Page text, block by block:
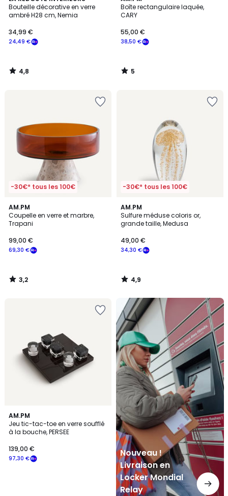
Bouteille décorative en verre
ambré H28 cm, Nemia
24,49 €
34,99 €
/ 5
4,8
/
Boîte rectangulaire laquée,
CARY
38,50 €
55,00 €
/
5
5
/
-30€* tous les 100€
AM.PM
Coupelle en verre et marbre,
Trapani
69,30 €
99,00 €
3,2
/ 5
3,2
/
-30€* tous les 100€
AM.PM
Sulfure méduse coloris or,
grande taille, Medusa
34,30 €
49,00 €
4,9
/ 5
4,9
/
AM.PM
Jeu tic-tac-toe en verre soufflé
à la bouche, PERSEE
97,30 €
139,00 €
Nouveau !
Livraison en
Locker Mondial
Relay
Nouveau
Livraison
en
Locker
Mondial
Relay